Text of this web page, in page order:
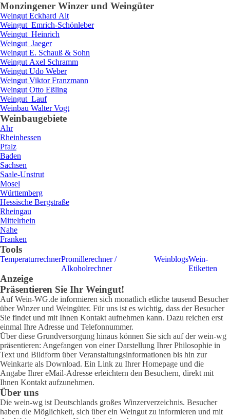
Monzingener Winzer und Weingüter
Weingut Eckhard Alt
Weingut Emrich-Schönleber
Weingut Heinrich
Weingut Jaeger
Weingut E. Schauß & Sohn
Weingut Axel Schramm
Weingut Udo Weber
Weingut Viktor Franzmann
Weingut Otto Eßling
Weingut Lauf
Weinbau Walter Vogt
Weinbaugebiete
Ahr
Rheinhessen
Pfalz
Baden
Sachsen
Saale-Unstrut
Mosel
Württemberg
Hessische Bergstraße
Rheingau
Mittelrhein
Nahe
Franken
Tools
TemperaturrechnerPromillerechner /
Alkoholrechner
WeinblogsWein-
Etiketten
Anzeige
Präsentieren Sie Ihr Weingut!
Auf Wein-WG.de informieren sich monatlich etliche tausend Besucher
über Winzer und Weingüter. Für uns ist es wichtig, dass der Besucher
Sie findet und mit Ihnen Kontakt aufnehmen kann. Dazu reichen erst
einmal Ihre Adresse und Telefonnummer.
Über diese Grundversorgung hinaus können Sie sich auf der wein-wg
präsentieren: Angefangen von einer Darstellung Ihrer Philosophie in
Text und Bildform über Veranstaltungsinformationen bis hin zur
Weinkarte als Download. Ein Link zu Ihrer Homepage und die
Angabe Ihrer eMail-Adresse erleichtern den Besuchern, direkt mit
Ihnen Kontakt aufzunehmen.
Über uns
Die wein-wg ist Deutschlands großes Winzerverzeichnis. Besucher
haben die Möglichkeit, sich über ein Weingut zu informieren und mit